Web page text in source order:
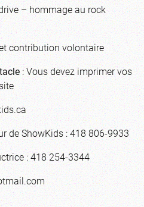
– hommage au rock
contribution volontaire
: Vous devezimprimer vos
de ShowKids : 418 806-9933
: 418 254-3344